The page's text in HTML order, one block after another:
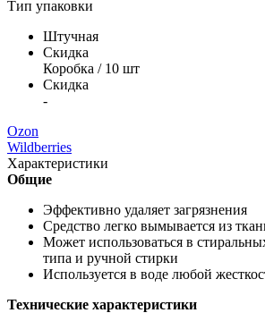
Тип упаковки
Штучная
Скидка
Коробка / 10 шт
Скидка
-
Ozon
Wildberries
Характеристики
Общие
Эффективно удаляет загрязнения
Средство легко вымывается из
Может использоваться в
типа и ручной стирки
Используется в воде любой
Технические характеристики